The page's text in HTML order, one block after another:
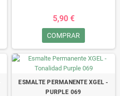
5,90 €
COMPRAR
ESMALTE PERMANENTE XGEL -
PURPLE 069